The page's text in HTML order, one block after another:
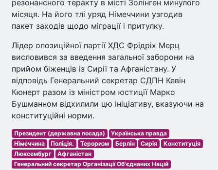
резонансного теракту в місті Золінген минулого
місяця. На його тлі уряд Німеччини узгодив
пакет заходів щодо міграції і притулку.
Лідер опозиційної партії ХДС Фрідріх Мерц
висловився за введення загальної заборони на
прийом біженців із Сирії та Афганістану. У
відповідь Генеральний секретар СДПН Кевін
Кюнерт разом із міністром юстиції Марко
Бушманном відхилили цю ініціативу, вказуючи на
конституційні норми.
Президент (державна посада)
Українська правда
Німеччина
Поліція. Тероризм Берлін Сирія
Конституція
Люксембург
Афганістан
Генеральний секретар Організації Об'єднаних Націй